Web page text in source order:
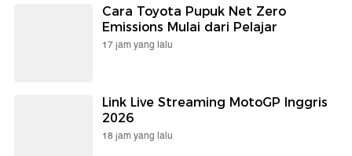
Cara Toyota Pupuk Net Zero
Emissions Mulai dari Pelajar
17 jam yang lalu
Link Live Streaming MotoGP Inggris
2026
18 jam yang lalu